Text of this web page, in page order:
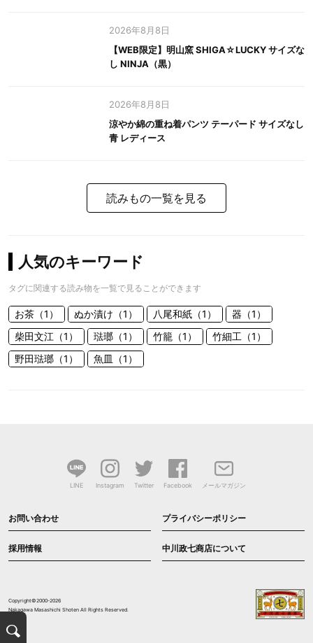
2026年8月8日
【WEB限定】明山窯 SHIGA☆LUCKY サイズな
し NINJA（黒）
2026年8月8日
涼やか綿の重ね着パンツ テーパード サイズなし
青 レディース
読みもの一覧を見る
人気のキーワード
タグに関連する読み物を一覧で見ることができます
お茶（1） ぬか漬け（1） 八尾和紙（1）
器（1）
柴田文江（1）
琺瑯（1） 竹籠（1）
竹細工（1）
野田琺瑯（1）
魚皿（1）
LINE Instagram Twitter Facebook メールマガジン
お問い合わせ プライバシーポリシー
採用情報 中川政七商店について
Copyright©2000-2026
Nakagawa Masashichi Shoten All Rights Reserved.
検